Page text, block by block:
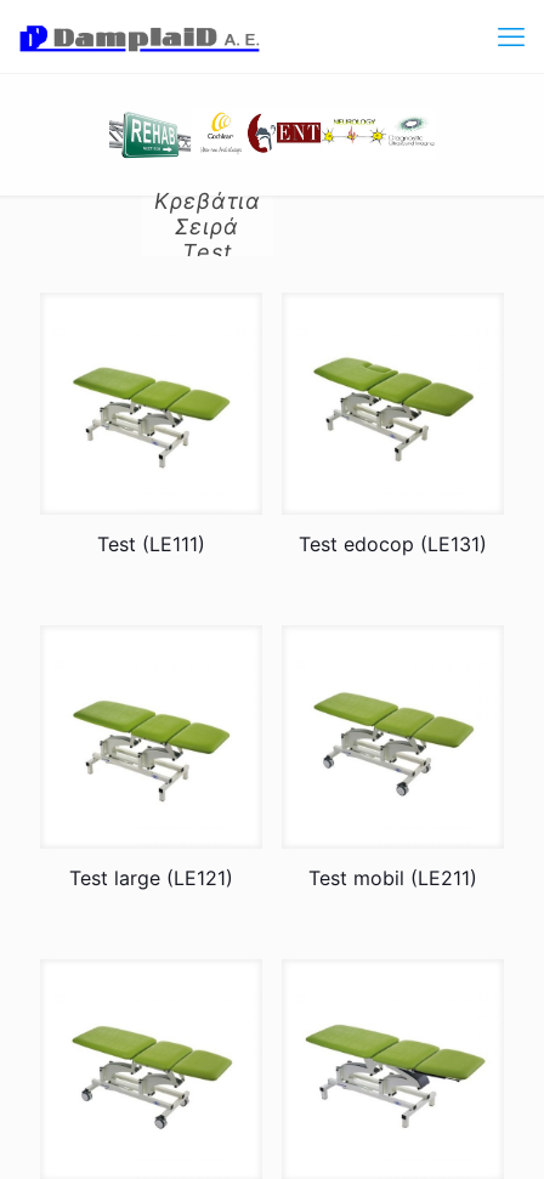
Κρεβάτια
Σειρά
Test
Test (LE111) Test edocop (LE131)
Test large (LE121) Test mobil (LE211)